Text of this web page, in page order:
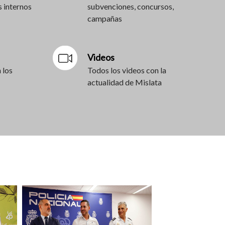
internos
subvenciones, concursos,
campañas
los
Videos
Todos los videos con la
actualidad de Mislata